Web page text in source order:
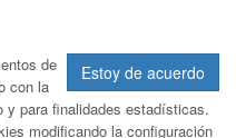
Estoy de acuerdo
de
con la
y para finalidades estadísticas.
modificando la configuración